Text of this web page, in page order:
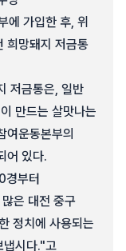
에 가입한 후, 위
희망돼지 저금통
저금통은, 일반
만드는 살맛나는
여운동본부의
있다.
경부터
은 대전 중구
정치에 사용되는
냅시다."고